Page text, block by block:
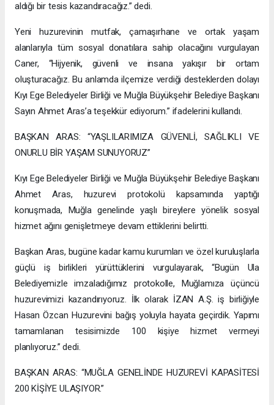
aldığı bir tesis kazandıracağız.” dedi.
Yeni huzurevinin mutfak, çamaşırhane ve ortak yaşam
alanlarıyla tüm sosyal donatılara sahip olacağını vurgulayan
Caner, “Hijyenik, güvenli ve insana yakışır bir ortam
oluşturacağız. Bu anlamda ilçemize verdiği desteklerden dolayı
Kıyı Ege Belediyeler Birliği ve Muğla Büyükşehir Belediye Başkanı
Sayın Ahmet Aras’a teşekkür ediyorum.” ifadelerini kullandı.
BAŞKAN ARAS: “YAŞLILARIMIZA GÜVENLİ, SAĞLIKLI VE
ONURLU BİR YAŞAM SUNUYORUZ”
Kıyı Ege Belediyeler Birliği ve Muğla Büyükşehir Belediye Başkanı
Ahmet Aras, huzurevi protokolü kapsamında yaptığı
konuşmada, Muğla genelinde yaşlı bireylere yönelik sosyal
hizmet ağını genişletmeye devam ettiklerini belirtti.
Başkan Aras, bugüne kadar kamu kurumları ve özel kuruluşlarla
güçlü iş birlikleri yürüttüklerini vurgulayarak, “Bugün Ula
Belediyemizle imzaladığımız protokolle, Muğlamıza üçüncü
huzurevimizi kazandırıyoruz. İlk olarak İZAN A.Ş. iş birliğiyle
Hasan Özcan Huzurevini bağış yoluyla hayata geçirdik. Yapımı
tamamlanan tesisimizde 100 kişiye hizmet vermeyi
planlıyoruz.” dedi.
BAŞKAN ARAS: “MUĞLA GENELİNDE HUZUREVİ KAPASİTESİ
200 KİŞİYE ULAŞIYOR.”